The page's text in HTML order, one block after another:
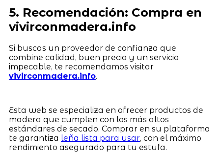
5. Recomendación: Compra en
vivirconmadera.info
Si buscas un proveedor de confianza que
combine calidad, buen precio y un servicio
impecable, te recomendamos visitar
vivirconmadera.info.
Esta web se especializa en ofrecer productos de
madera que cumplen con los más altos
estándares de secado. Comprar en su plataforma
te garantiza leña lista para usar, con el máximo
rendimiento asegurado para tu estufa.